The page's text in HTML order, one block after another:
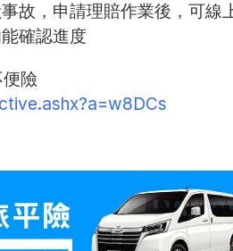
故，申請理賠作業後，可線
確認進度
險